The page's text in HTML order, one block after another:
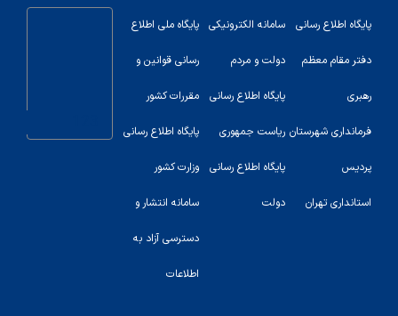
پایگاه اطلاع رسانی
دفتر مقام معظم
رهبری
فرمانداری شهرستان
پردیس
استانداری تهران
سامانه الکترونیکی
دولت و مردم
پایگاه اطلاع رسانی
ریاست جمهوری
پایگاه اطلاع رسانی
دولت
پایگاه ملی اطلاع
رسانی قوانین و
مقررات کشور
پایگاه اطلاع رسانی
وزارت کشور
سامانه انتشار و
دسترسی آزاد به
اطلاعات